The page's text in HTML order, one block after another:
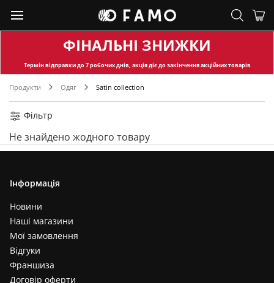
ФІНАЛЬНІ ЗНИЖКИ
Термін відправкидо 7 робочих днів, акція діє до закінчення акційних товарів
Продукти Одяг Satin collection
Фільтр
Не знайдено жодного товару
Інформація
Новини
Наші магазини
Мої замовлення
Відгуки
Франшиза
Договір оферти